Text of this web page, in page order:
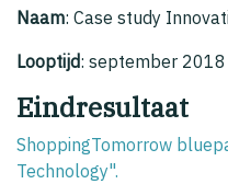
Naam: Case study
Looptijd: september
Eindresultaat
ShoppingTomorrow
Technology".